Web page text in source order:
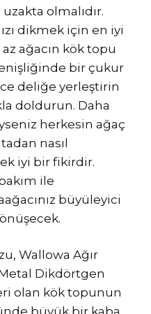
olmalıdır.
dikmek için en iyi
ağacın kök topu
bir çukur
deliğe yerleştirin
doldurun. Daha
herkesin ağaç
nasıl
iyi bir fikirdir.
ile
büyüleyici
Wallowa Ağır
Metal Dikdörtgen
olan kök topunun